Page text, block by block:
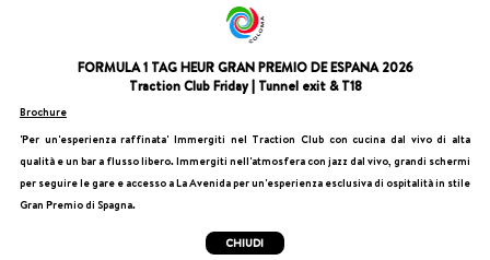
FORMULA 1 TAG HEUR GRAN PREMIO DE ESPANA 2026
Traction Club Friday | Tunnel exit & T18
Brochure
'Per un'esperienza raffinata' Immergiti nel Traction Club con cucina dal vivo di alta
qualità e un bar a flusso libero. Immergiti nell'atmosfera con jazz dal vivo, grandi schermi
per seguire le gare e accesso a La Avenida per un'esperienza esclusiva di ospitalità in stile
Gran Premio di Spagna.
CHIUDI